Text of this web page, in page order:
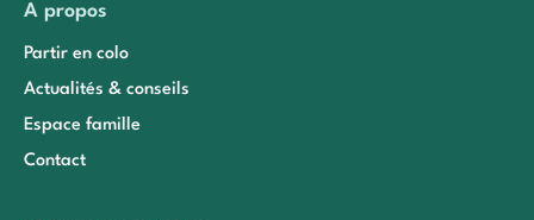
A propos
Partir en colo
Actualités & conseils
Espace famille
Contact